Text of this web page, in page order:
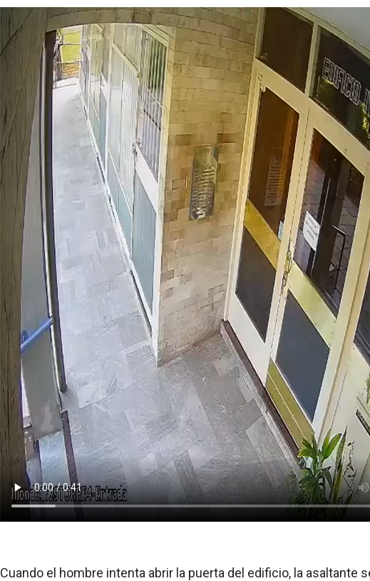
Cuando el hombre intenta abrir la puerta del edificio, la asaltante